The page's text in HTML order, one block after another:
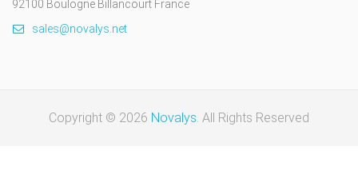
92100 Boulogne Billancourt France
sales@novalys.net
Copyright © 2026 Novalys . All Rights Reserved